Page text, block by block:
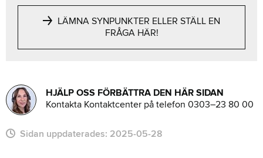
LÄMNA SYNPUNKTER ELLER STÄLL EN
FRÅGA HÄR!
HJÄLP OSS FÖRBÄTTRA DEN HÄR SIDAN
Kontakta Kontaktcenter på telefon 0303–23 80 00
Sidan uppdaterades: 2025-05-28